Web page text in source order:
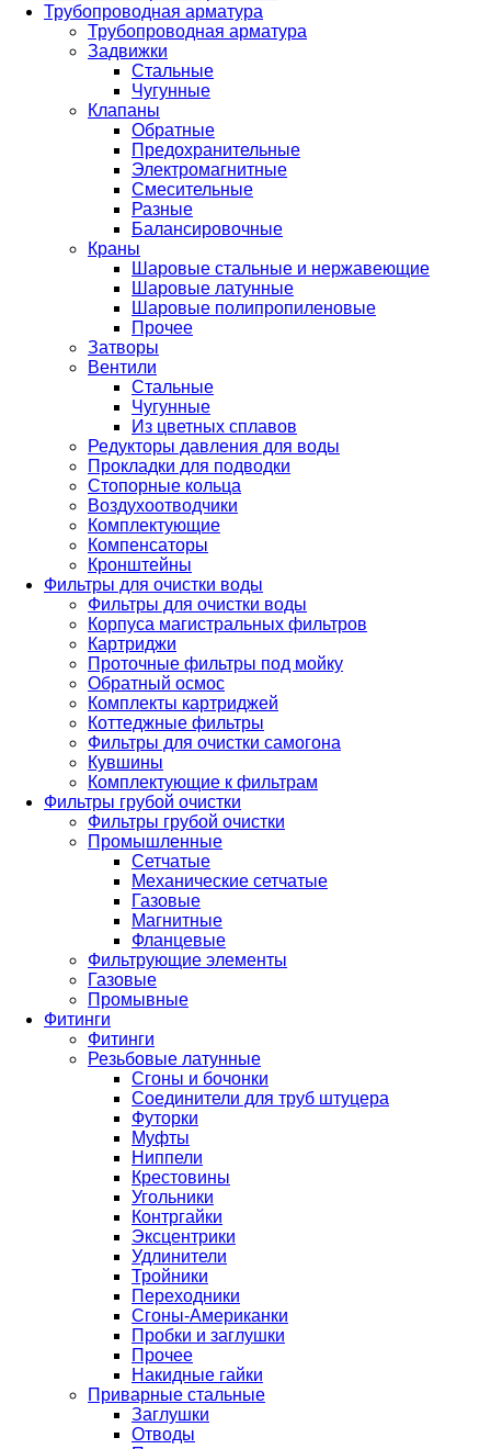
Трубопроводная арматура
Трубопроводная арматура
Задвижки
Стальные
Чугунные
Клапаны
Обратные
Предохранительные
Электромагнитные
Смесительные
Разные
Балансировочные
Краны
Шаровые стальные и нержавеющие
Шаровые латунные
Шаровые полипропиленовые
Прочее
Затворы
Вентили
Стальные
Чугунные
Из цветных сплавов
Редукторы давления для воды
Прокладки для подводки
Стопорные кольца
Воздухоотводчики
Комплектующие
Компенсаторы
Кронштейны
Фильтры для очистки воды
Фильтры для очистки воды
Корпуса магистральных фильтров
Картриджи
Проточные фильтры под мойку
Обратный осмос
Комплекты картриджей
Коттеджные фильтры
Фильтры для очистки самогона
Кувшины
Комплектующие к фильтрам
Фильтры грубой очистки
Фильтры грубой очистки
Промышленные
Сетчатые
Механические сетчатые
Газовые
Магнитные
Фланцевые
Фильтрующие элементы
Газовые
Промывные
Фитинги
Фитинги
Резьбовые латунные
Сгоны и бочонки
Соединители для труб штуцера
Футорки
Муфты
Ниппели
Крестовины
Угольники
Контргайки
Эксцентрики
Удлинители
Тройники
Переходники
Сгоны-Американки
Пробки и заглушки
Прочее
Накидные гайки
Приварные стальные
Заглушки
Отводы